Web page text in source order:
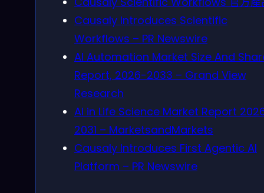
Causaly Introduces Scientific
Workflows – PR Newswire
AI Automation Market Size And
Report, 2026-2033 – Grand View
Research
AI in Life Science Market Report
2031 – MarketsandMarkets
Causaly Introduces First Agentic AI
Platform – PR Newswire